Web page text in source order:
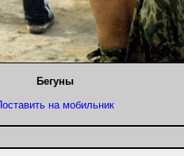
Бегуны
на мобильник